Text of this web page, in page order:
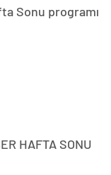
Sonu programı
HAFTA SONU